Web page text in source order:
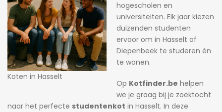
Koten in Hasselt
hogescholen en
universiteiten. Elk jaar kiezen
duizenden studenten
ervoor om in Hasselt of
Diepenbeek te studeren én
te wonen.
Op Kotfinder.be helpen
we je graag bij je zoektocht
naar het perfecte studentenkot in Hasselt. In deze
Prachtige studio met balkon voor 1 student(e)!
Willem Herreynsstraat 42, Mechelen, België
Prachtige kamer met eigen sanitair.
595€ 530€